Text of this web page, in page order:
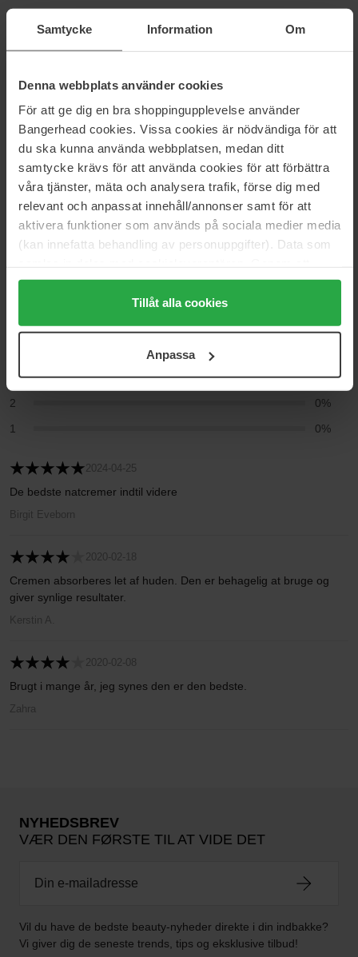
Samtycke Information Om
Denna webbplats använder cookies
För att ge dig en bra shoppingupplevelse använder
Bangerhead cookies. Vissa cookies är nödvändiga för att
du ska kunna använda webbplatsen, medan ditt
samtycke krävs för att använda cookies för att förbättra
våra tjänster, mäta och analysera trafik, förse dig med
relevant och anpassat innehåll/annonser samt för att
aktivera funktioner som används på sociala medier media
(kan innefatta behandling av personuppgifter). Data som
trycka på "Tillåt alla cookies" accepterar du alla cookies,
medan du under "Detaljer" kan anpassa användningen av
cookies. Du kan när som helst återkalla ditt samtycke.
Tillåt alla cookies
Anpassa
Hudpleje
Ansigt
Natcreme
Resilience Night Firming Face and Neck Cream
Anmeldelser (3)Spørgsmål og svar (0)
4.3
33%
0%
2
0%
1
0%
2024-04-25
De bedste natcremer indtil videre
Birgit Eveborn
2020-02-18
Cremen absorberes let af huden. Den er behagelig at bruge og
giver synlige resultater.
Kerstin A.
2020-02-08
Brugt i mange år, jeg synes den er den bedste.
Zahra
NYHEDSBREV
VÆR DEN FØRSTE TIL AT VIDE DET
Vil du have de bedste beauty-nyheder direkte i din indbakke?
Vi giver dig de seneste trends, tips og eksklusive tilbud!